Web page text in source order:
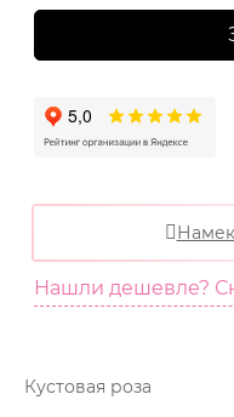
Нашли дешевле?
Кустовая роза